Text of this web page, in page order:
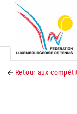
Retour aux